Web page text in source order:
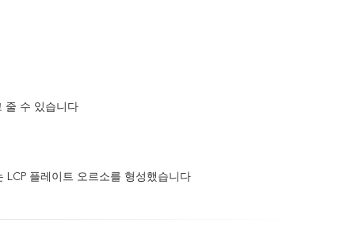
줄 수 있습니다
LCP 플레이트 오르소를 형성했습니다